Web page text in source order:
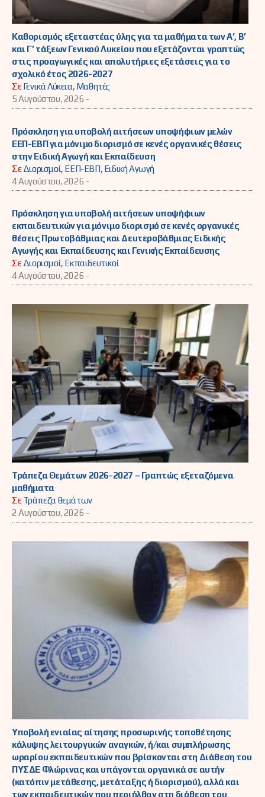
Καθορισμός εξεταστέας ύλης για τα μαθήματα των Α’, Β’
και Γ’ τάξεων Γενικού Λυκείου που εξετάζονται γραπτώς
στις προαγωγικές και απολυτήριες εξετάσεις για το
σχολικό έτος 2026-2027
ΣεΓενικά Λύκεια, Μαθητές
5 Αυγούστου, 2026 -
Πρόσκληση για υποβολή αιτήσεων υποψήφιων μελών
ΕΕΠ-ΕΒΠ για μόνιμο διορισμό σε κενές οργανικές θέσεις
στην Ειδική Αγωγή και Εκπαίδευση
ΣεΔιορισμοί, ΕΕΠ-ΕΒΠ, Ειδική Αγωγή
4 Αυγούστου, 2026 -
Πρόσκληση για υποβολή αιτήσεων υποψήφιων
εκπαιδευτικών για μόνιμο διορισμό σε κενές οργανικές
θέσεις Πρωτοβάθμιας και Δευτεροβάθμιας Ειδικής
Αγωγής και Εκπαίδευσης και Γενικής Εκπαίδευσης
ΣεΔιορισμοί, Εκπαιδευτικοί
4 Αυγούστου, 2026 -
Τράπεζα Θεμάτων 2026-2027 – Γραπτώς εξεταζόμενα
μαθήματα
ΣεΤράπεζα θεμάτων
2 Αυγούστου, 2026 -
Υποβολή ενιαίας αίτησης προσωρινής τοποθέτησης
κάλυψης λειτουργικών αναγκών, ή/και συμπλήρωσης
ωραρίου εκπαιδευτικών που βρίσκονται στη Διάθεση του
ΠΥΣΔΕ Φλώρινας και υπάγονται οργανικά σε αυτήν
(κατόπιν μετάθεσης, μετάταξης ή διορισμού), αλλά και
των εκπαιδευτικών που περιήλθαν στη διάθεση του